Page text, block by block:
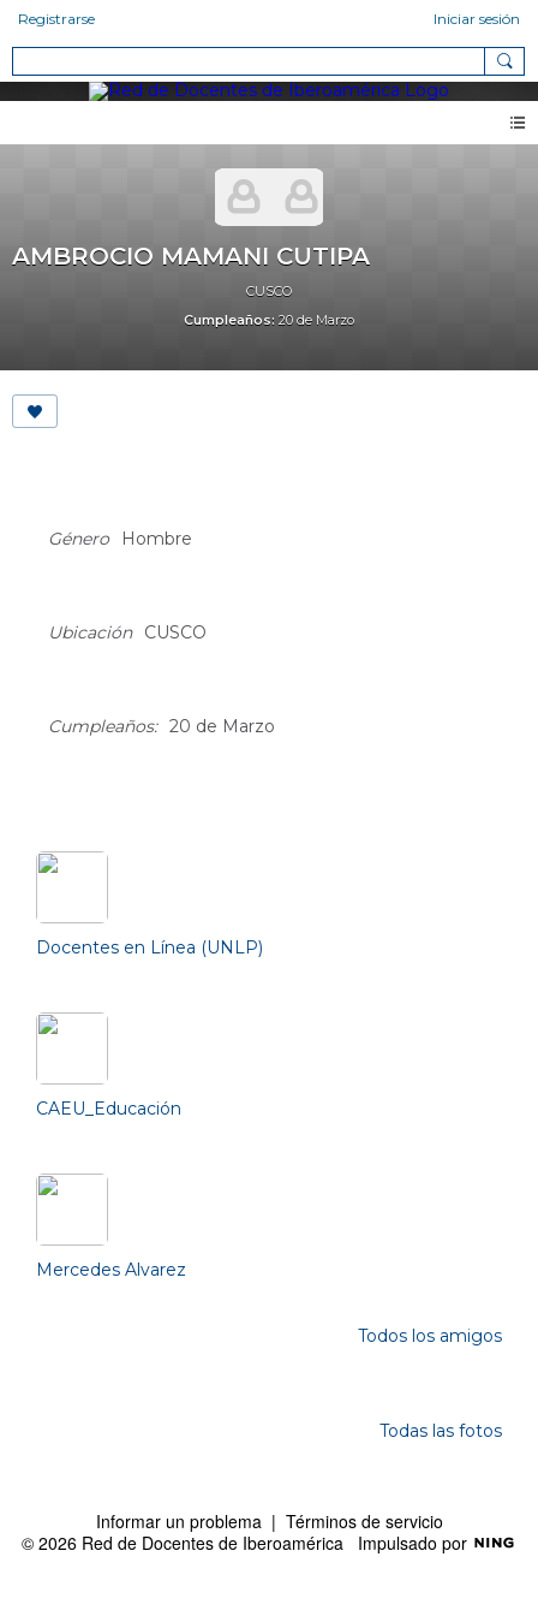
Registrarse Iniciar sesión
AMBROCIO MAMANI CUTIPA
CUSCO
Cumpleaños: 20 de Marzo
Género
Hombre
Ubicación CUSCO
Cumpleaños: 20 de Marzo
Docentes en Línea (UNLP)
CAEU_Educación
Mercedes Alvarez
Todos los amigos
Todas las fotos
Informar un problema| Términos de servicio
© 2026 Red de Docentes de Iberoamérica Impulsado por